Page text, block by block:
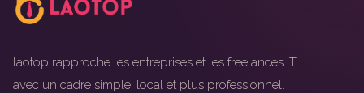
laotop rapproche les entreprises et les freelances IT
avec un cadre simple, local et plus professionnel.